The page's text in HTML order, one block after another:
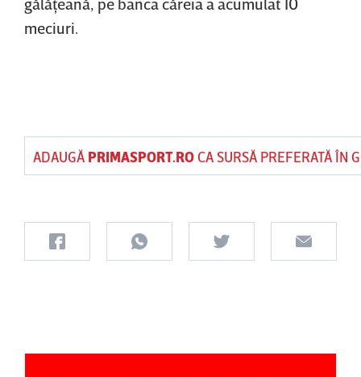
meciuri.
ADAUGĂ PRIMASPORT.ROCA SURSĂ PREFERATĂ ÎN